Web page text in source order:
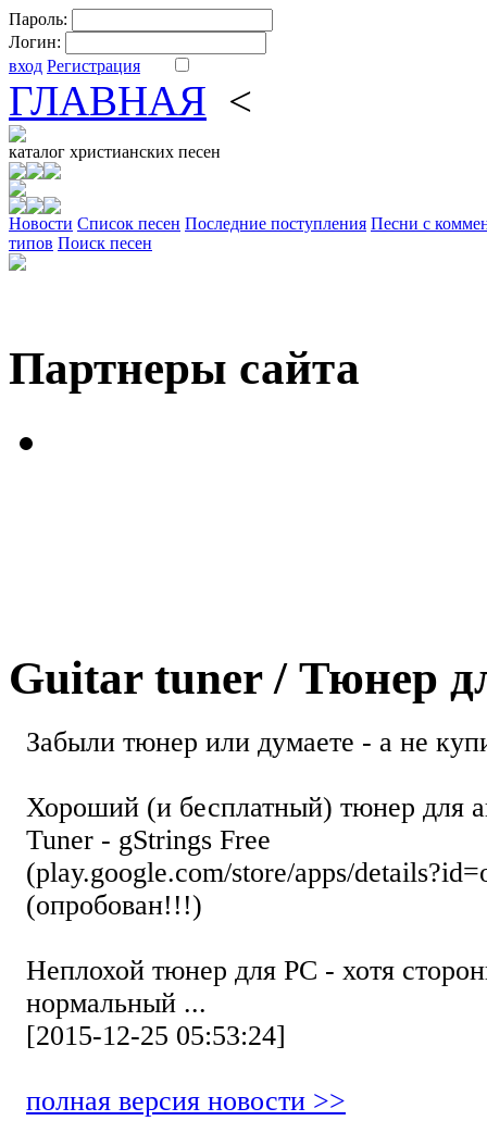
Пароль:
Логин:
вход Регистрация
ГЛАВНАЯ <
каталог христианских песен
Новости Cписок песен Последние поступления Песни с
типов Поиск песен
Партнеры сайта
Guitar tuner / Тюнер
Забыли тюнер или думаете - а не
Хороший (и бесплатный) тюнер для
Tuner - gStrings Free
(play.google.com/store/apps/
(опробован!!!)
Неплохой тюнер для РС - хотя
нормальный ...
[2015-12-25 05:53:24]
полная версия новости >>